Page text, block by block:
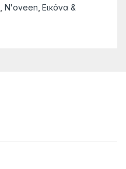
N'oveen ,Εικόνα &